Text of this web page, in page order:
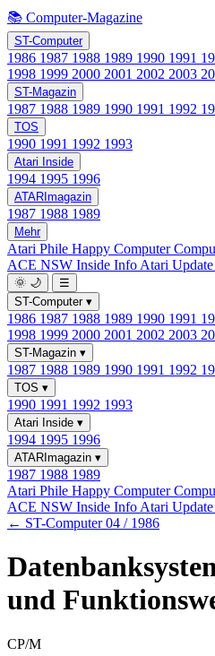
📚 Computer-Magazine
ST-Computer
1986 1987 1988 1989 1990 1991
1998 1999 2000 2001 2002 2003
ST-Magazin
1987 1988 1989 1990 1991 1992
TOS
1990 1991 1992 1993
Atari Inside
1994 1995 1996
ATARImagazin
1987 1988 1989
Mehr
Atari Phile Happy Computer
ACE NSW Inside Info Atari Update
🌞 🌙
☰
ST-Computer ▾
1986 1987 1988 1989 1990 1991
1998 1999 2000 2001 2002 2003
ST-Magazin ▾
1987 1988 1989 1990 1991 1992
TOS ▾
1990 1991 1992 1993
Atari Inside ▾
1994 1995 1996
ATARImagazin ▾
1987 1988 1989
Atari Phile Happy Computer
ACE NSW Inside Info Atari Update
← ST-Computer 04 / 1986
und
CP/M